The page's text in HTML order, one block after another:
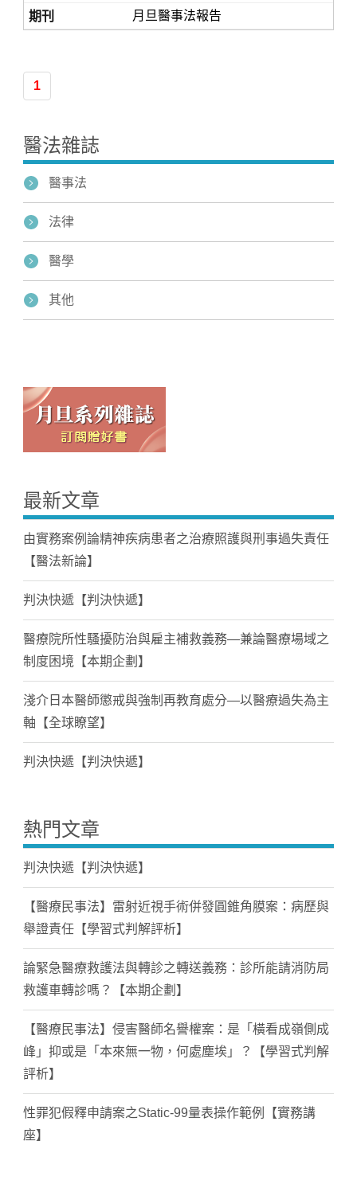
月旦醫事法報告
1
醫法雜誌
醫事法
法律
醫學
其他
最新文章
由實務案例論精神疾病患者之治療照護與刑事過失責任
【醫法新論】
判決快遞【判決快遞】
醫療院所性騷擾防治與雇主補救義務—兼論醫療場域之
制度困境【本期企劃】
淺介日本醫師懲戒與強制再教育處分—以醫療過失為主
軸【全球瞭望】
判決快遞【判決快遞】
熱門文章
判決快遞【判決快遞】
【醫療民事法】雷射近視手術併發圓錐角膜案：病歷與
舉證責任【學習式判解評析】
論緊急醫療救護法與轉診之轉送義務：診所能請消防局
救護車轉診嗎？【本期企劃】
【醫療民事法】侵害醫師名譽權案：是「橫看成嶺側成
峰」抑或是「本來無一物，何處塵埃」？【學習式判解
評析】
性罪犯假釋申請案之Static-99量表操作範例【實務講
座】